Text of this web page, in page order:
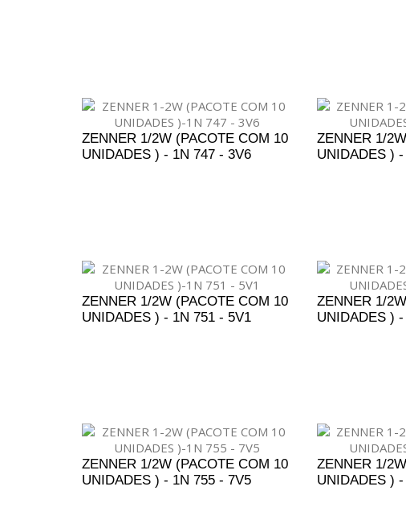
ZENNER 1/2W (PACOTE COM 10
UNIDADES ) - 1N 747 - 3V6
ZENNER 1/
UNIDADES )
ZENNER 1/2W (PACOTE COM 10
UNIDADES ) - 1N 751 - 5V1
ZENNER 1/
UNIDADES )
ZENNER 1/2W (PACOTE COM 10
UNIDADES ) - 1N 755 - 7V5
ZENNER 1/
UNIDADES )